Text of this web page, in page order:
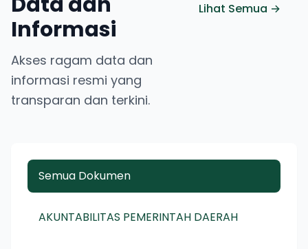
Informasi
Akses ragam data dan
informasi resmi yang
transparan dan terkini.
Lihat Semua →
Semua Dokumen
AKUNTABILITAS PEMERINTAH DAERAH